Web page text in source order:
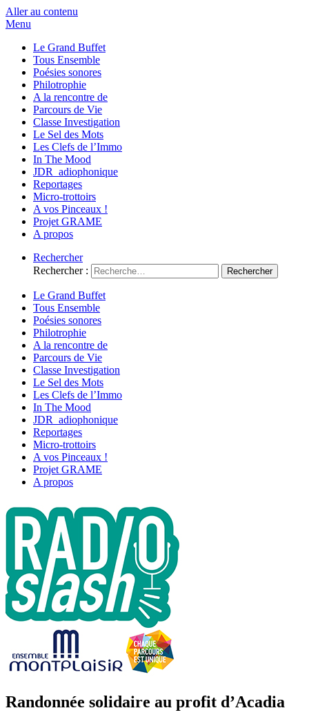
Aller au contenu
Menu
Le Grand Buffet
Tous Ensemble
Poésies sonores
Philotrophie
A la rencontre de
Parcours de Vie
Classe Investigation
Le Sel des Mots
Les Clefs de l’Immo
In The Mood
JDR_adiophonique
Reportages
Micro-trottoirs
A vos Pinceaux !
Projet GRAME
A propos
Rechercher
Rechercher :
Le Grand Buffet
Tous Ensemble
Poésies sonores
Philotrophie
A la rencontre de
Parcours de Vie
Classe Investigation
Le Sel des Mots
Les Clefs de l’Immo
In The Mood
JDR_adiophonique
Reportages
Micro-trottoirs
A vos Pinceaux !
Projet GRAME
A propos
Randonnée solidaire au profit d’Acadia